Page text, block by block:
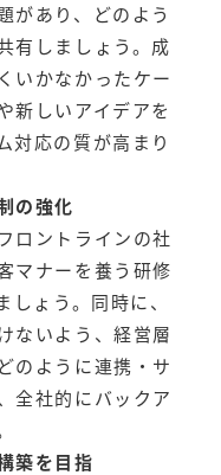
があり、どのよう
有しましょう。成
いかなかったケー
新しいアイデアを
対応の質が高まり
の強化
ロントラインの社
マナーを養う研修
ょう。同時に、
ないよう、経営層
のように連携・サ
全社的にバックア
築を目指